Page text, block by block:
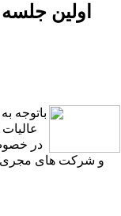
اولین
باتوجه
در
و شرکت های مجری